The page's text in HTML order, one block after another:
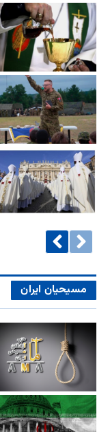
مسیحیان ایران